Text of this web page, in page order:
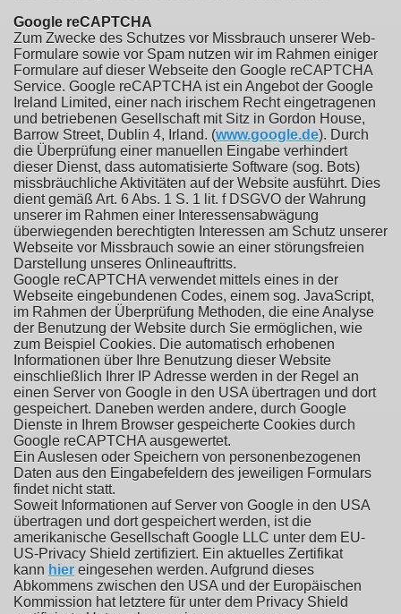
Google reCAPTCHA
Zum Zwecke des Schutzes vor Missbrauch unserer Web-
Formulare sowie vor Spam nutzen wir im Rahmen einiger
Formulare auf dieser Webseite den Google reCAPTCHA
Service. Google reCAPTCHA ist ein Angebot der Google
Ireland Limited, einer nach irischem Recht eingetragenen
und betriebenen Gesellschaft mit Sitz in Gordon House,
Barrow Street, Dublin 4, Irland. (www.google.de). Durch
die Überprüfung einer manuellen Eingabe verhindert
dieser Dienst, dass automatisierte Software (sog. Bots)
missbräuchliche Aktivitäten auf der Website ausführt. Dies
dient gemäß Art. 6 Abs. 1 S. 1 lit. f DSGVO der Wahrung
unserer im Rahmen einer Interessensabwägung
überwiegenden berechtigten Interessen am Schutz unserer
Webseite vor Missbrauch sowie an einer störungsfreien
Darstellung unseres Onlineauftritts.
Google reCAPTCHA verwendet mittels eines in der
Webseite eingebundenen Codes, einem sog. JavaScript,
im Rahmen der Überprüfung Methoden, die eine Analyse
der Benutzung der Website durch Sie ermöglichen, wie
zum Beispiel Cookies. Die automatisch erhobenen
Informationen über Ihre Benutzung dieser Website
einschließlich Ihrer IP Adresse werden in der Regel an
einen Server von Google in den USA übertragen und dort
gespeichert. Daneben werden andere, durch Google
Dienste in Ihrem Browser gespeicherte Cookies durch
Google reCAPTCHA ausgewertet.
Ein Auslesen oder Speichern von personenbezogenen
Daten aus den Eingabefeldern des jeweiligen Formulars
findet nicht statt.
Soweit Informationen auf Server von Google in den USA
übertragen und dort gespeichert werden, ist die
amerikanische Gesellschaft Google LLC unter dem EU-
US-Privacy Shield zertifiziert. Ein aktuelles Zertifikat
kann hier eingesehen werden. Aufgrund dieses
Abkommens zwischen den USA und der Europäischen
Kommission hat letztere für unter dem Privacy Shield